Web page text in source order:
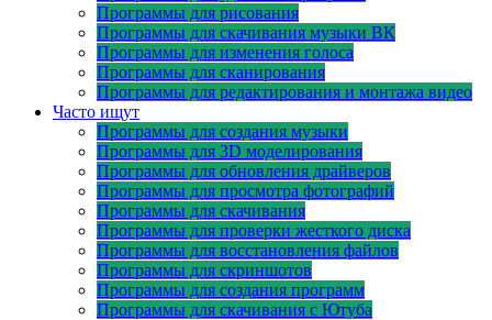
Программы для рисования
Программы для скачивания музыки ВК
Программы для изменения голоса
Программы для сканирования
Программы для редактирования и монтажа видео
Часто ищут
Программы для создания музыки
Программы для 3D моделирования
Программы для обновления драйверов
Программы для просмотра фотографий
Программы для скачивания
Программы для проверки жесткого диска
Программы для восстановления файлов
Программы для скриншотов
Программы для создания программ
Программы для скачивания с Ютуба